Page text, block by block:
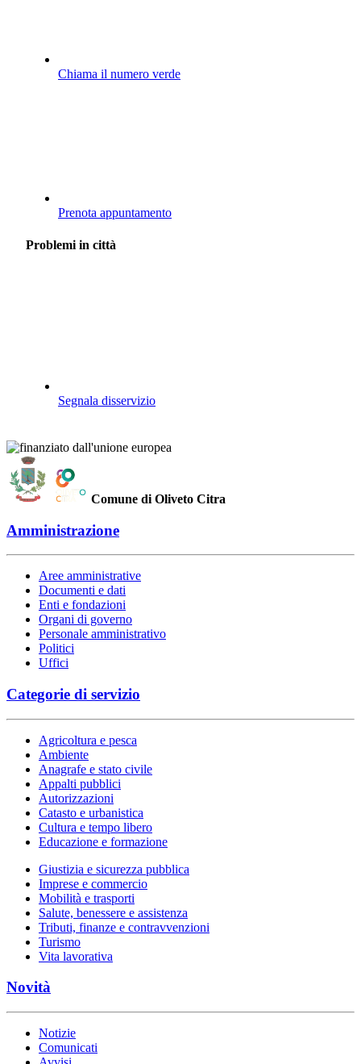
Chiama il numero verde
Prenota appuntamento
Problemi in città
Segnala disservizio
Comune di Oliveto Citra
Amministrazione
Aree amministrative
Documenti e dati
Enti e fondazioni
Organi di governo
Personale amministrativo
Politici
Uffici
Categorie di servizio
Agricoltura e pesca
Ambiente
Anagrafe e stato civile
Appalti pubblici
Autorizzazioni
Catasto e urbanistica
Cultura e tempo libero
Educazione e formazione
Giustizia e sicurezza pubblica
Imprese e commercio
Mobilità e trasporti
Salute, benessere e assistenza
Tributi, finanze e contravvenzioni
Turismo
Vita lavorativa
Novità
Notizie
Comunicati